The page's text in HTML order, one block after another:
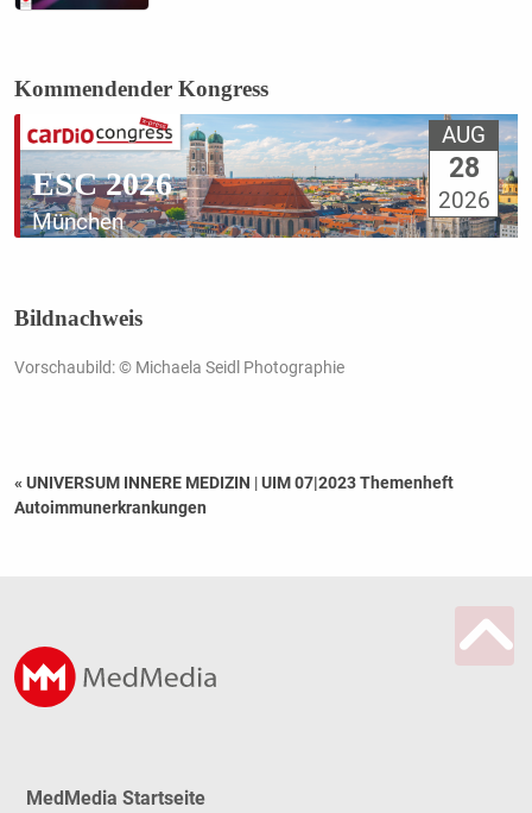
Kommendender Kongress
ESC 2026
München
AUG
28
2026
Bildnachweis
Vorschaubild: © Michaela Seidl Photographie
« UNIVERSUM INNERE MEDIZIN |UIM 07|2023 Themenheft
Autoimmunerkrankungen
MedMedia Startseite